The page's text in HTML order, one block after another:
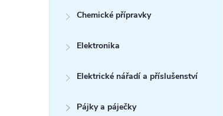
Chemické přípravky
Elektronika
Elektrické nářadí a příslušenství
Pájky a páječky